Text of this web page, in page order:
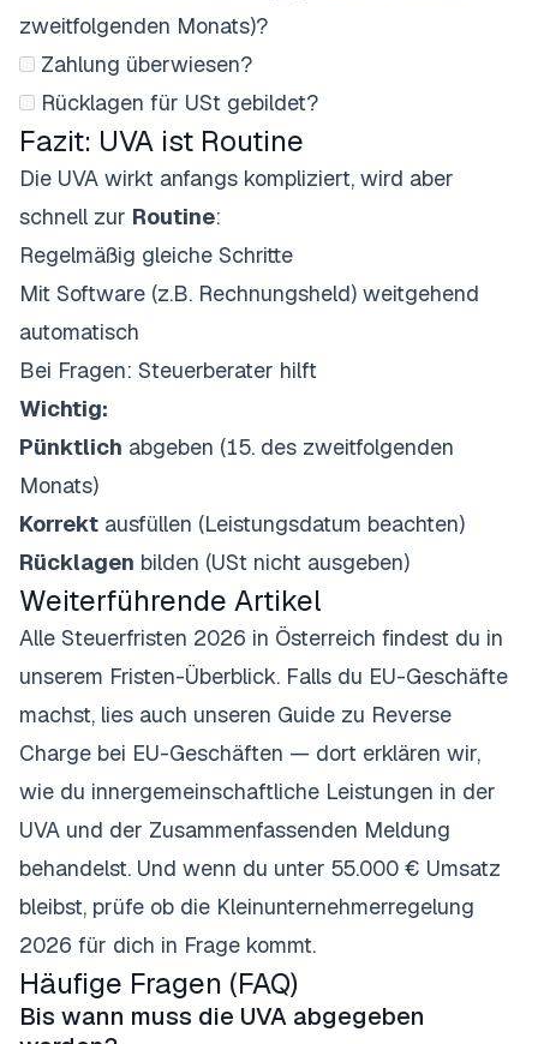
zweitfolgenden Monats)?
Zahlung überwiesen?
Rücklagen für USt gebildet?
Fazit: UVA ist Routine
Die UVA wirkt anfangs kompliziert, wird aber
schnell zur Routine:
Regelmäßig gleiche Schritte
Mit Software (z.B. Rechnungsheld) weitgehend
automatisch
Bei Fragen: Steuerberater hilft
Wichtig:
Pünktlich abgeben (15. des zweitfolgenden
Monats)
Korrekt ausfüllen (Leistungsdatum beachten)
Rücklagen bilden (USt nicht ausgeben)
Weiterführende Artikel
Alle Steuerfristen 2026 in Österreich findest du in
unserem Fristen-Überblick. Falls du EU-Geschäfte
machst, lies auch unseren Guide zu Reverse
Charge bei EU-Geschäften — dort erklären wir,
wie du innergemeinschaftliche Leistungen in der
UVA und der Zusammenfassenden Meldung
behandelst. Und wenn du unter 55.000 € Umsatz
bleibst, prüfe ob die Kleinunternehmerregelung
2026 für dich in Frage kommt.
Häufige Fragen (FAQ)
Bis wann muss die UVA abgegeben